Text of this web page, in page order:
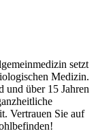
setzt
Medizin.
und über 15 Jahren
Vertrauen Sie auf